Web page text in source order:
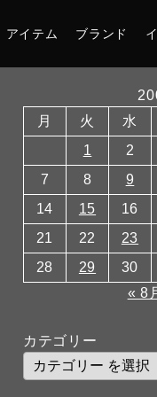
アイテム ブランド
月
火 水
1
2
7
8 9
14
15 16
21
22 23
28
29
30
« 8
カテゴリー